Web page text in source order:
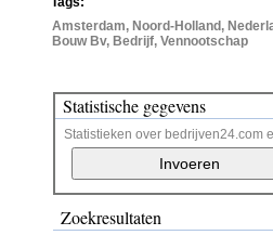
Amsterdam, Noord-Holland,
Bouw Bv, Bedrijf, Vennootschap
Statistische gegevens
Statistieken over bedrijven24.com
Zoekresultaten